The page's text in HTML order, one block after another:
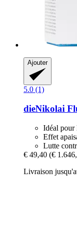
Ajouter
5.0 (1)
dieNikolai
Idéal pour
Effet
Lutte
€ 49,40 (€
Livraison